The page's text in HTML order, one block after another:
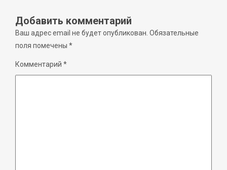
Добавить комментарий
Ваш адрес email не будет опубликован. Обязательные
поля помечены *
Комментарий *